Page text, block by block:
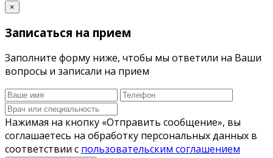
×
Записаться на прием
Заполните форму ниже, чтобы мы ответили на Ваши
вопросы и записали на прием
Нажимая на кнопку «Отправить сообщение», вы
соглашаетесь на обработку персональных данных в
соответствии с пользовательским соглашением